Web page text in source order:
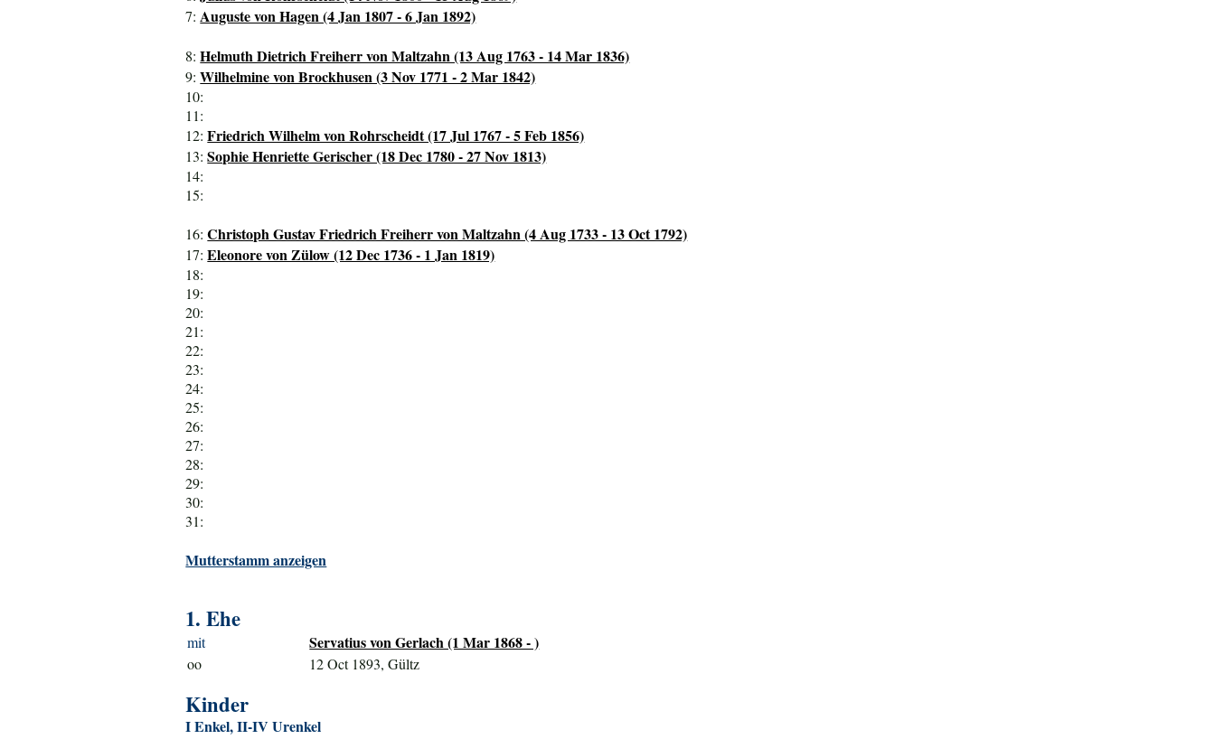
7:Auguste von Hagen (4 Jan 1807 - 6 Jan 1892)
8:Helmuth Dietrich Freiherr von Maltzahn (13 Aug 1763 - 14 Mar 1836)
9:Wilhelmine von Brockhusen (3 Nov 1771 - 2 Mar 1842)
10:
11:
12:Friedrich Wilhelm von Rohrscheidt (17 Jul 1767 - 5 Feb 1856)
13:Sophie Henriette Gerischer (18 Dec 1780 - 27 Nov 1813)
14:
15:
16:Christoph Gustav Friedrich Freiherr von Maltzahn (4 Aug 1733 - 13 Oct 1792)
17:Eleonore von Zülow (12 Dec 1736 - 1 Jan 1819)
18:
19:
20:
21:
22:
23:
24:
25:
26:
27:
28:
29:
30:
31:
Mutterstamm anzeigen
1. Ehe
mit Servatius von Gerlach (1 Mar 1868 - )
oo 12 Oct 1893, Gültz
Kinder
I Enkel, II-IV Urenkel